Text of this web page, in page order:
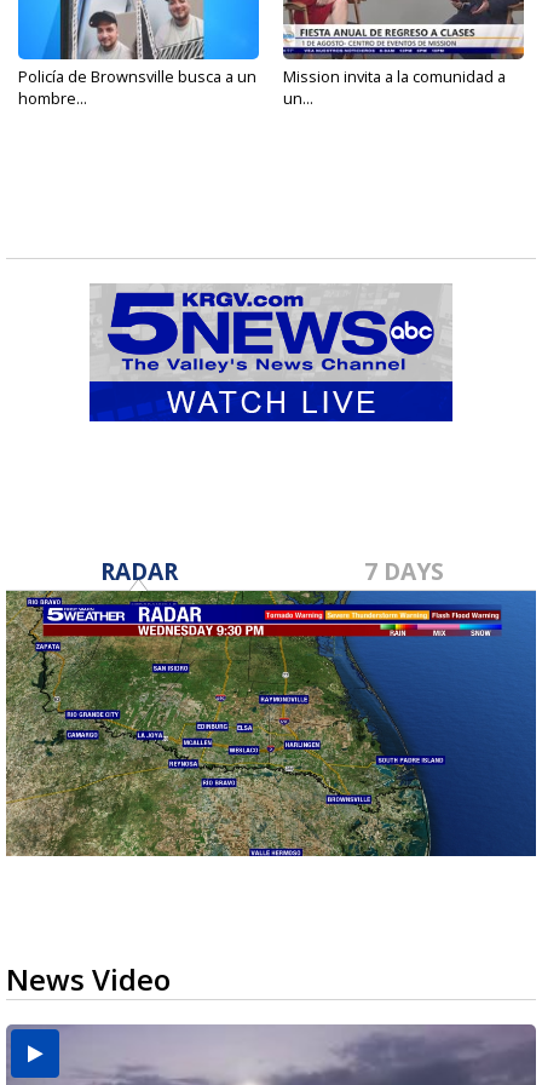
Policía de Brownsville busca a un
hombre...
Mission invita a la comunidad a
un...
RADAR 7 DAYS
News Video